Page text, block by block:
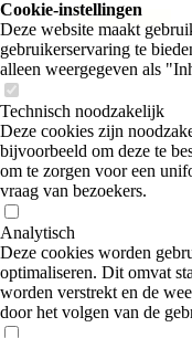
Cookie-instellingen
Deze website maakt
gebruikerservaring te
alleen weergegeven als
Technisch noodzakelijk
Deze cookies zijn
bijvoorbeeld om deze te
om te zorgen voor een
vraag van bezoekers.
Analytisch
Deze cookies worden
optimaliseren. Dit omvat
worden verstrekt en de
door het volgen van de